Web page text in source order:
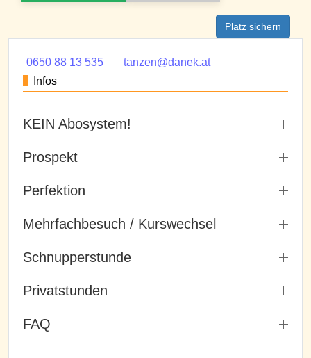
Platz sichern
0650 88 13 535
tanzen@danek.at
Infos
KEIN Abosystem!
Prospekt
Perfektion
Mehrfachbesuch / Kurswechsel
Schnupperstunde
Privatstunden
FAQ